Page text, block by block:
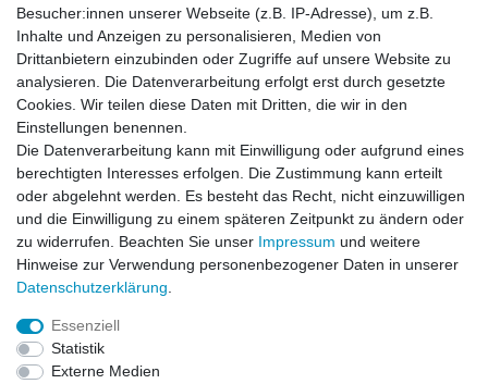
Preis zufrieden. Was fehlt, ist eine Beschreibung
de...
Horst L., Steinach
Datum der Veröffentlichung: 26.07.2026
253 Bewertungen
Impressum
Besucher:innen unserer Webseite (z.B. IP-Adresse), um z.B.
Inhalte und Anzeigen zu personalisieren, Medien von
Drittanbietern einzubinden oder Zugriffe auf unsere Website zu
analysieren. Die Datenverarbeitung erfolgt erst durch gesetzte
Cookies. Wir teilen diese Daten mit Dritten, die wir in den
Einstellungen benennen.
Die Datenverarbeitung kann mit Einwilligung oder aufgrund eines
berechtigten Interesses erfolgen. Die Zustimmung kann erteilt
oder abgelehnt werden. Es besteht das Recht, nicht einzuwilligen
und die Einwilligung zu einem späteren Zeitpunkt zu ändern oder
zu widerrufen. Beachten Sie unser Impressum und weitere
Hinweise zur Verwendung personenbezogener Daten in unserer
Daten­schutz­erklärung
Essenziell
Statistik
Externe Medien